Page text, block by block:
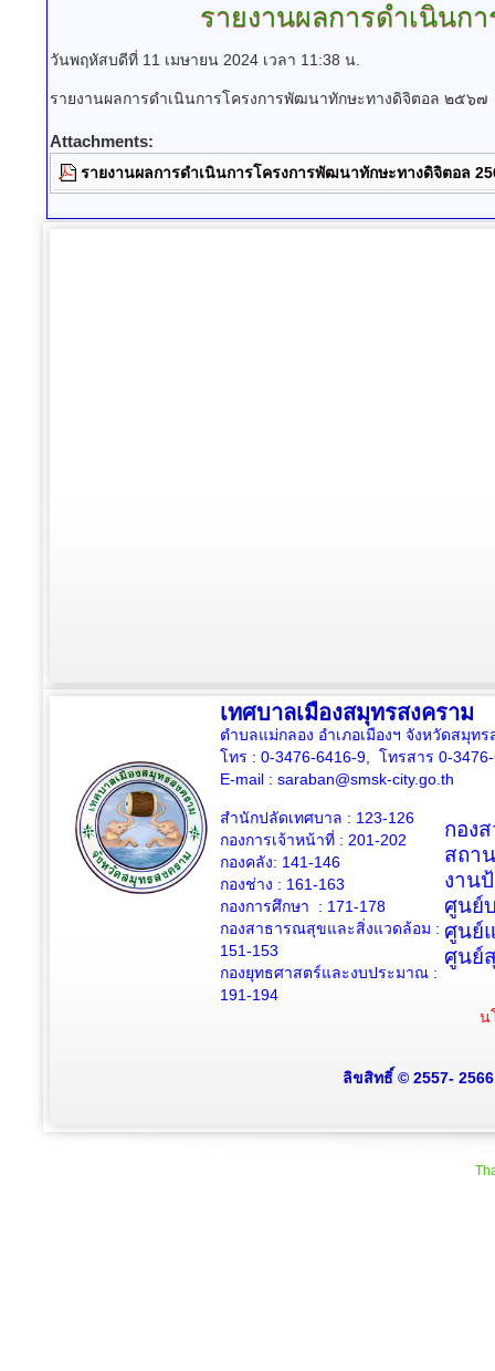
รายงานผลการดำเนินก
วันพฤหัสบดีที่ 11 เมษายน 2024 เวลา 11:38 น.
รายงานผลการดำเนินการโครงการพัฒนาทักษะทางดิจิตอล ๒๕๖๗
Attachments:
รายงานผลการดำเนินการโครงการพัฒนาทักษะทางดิจิตอล
เทศบาลเมืองสมุทรสงคราม
ตำบลแม่กลอง อำเภอเมืองฯ จังหวัดสมุท
โทร : 0-3476-6416-9, โทรสาร 0-
E-mail : saraban@smsk-city.go.th
สำนักปลัดเทศบาล : 123-126
กองการเจ้าหน้าที่ : 201-202
กองคลัง: 141-146
กองช่าง : 161-163
กองการศึกษา : 171-178
กองสาธารณสุขและสิ่งแวดล้อม :
151-153
กองยุทธศาสตร์และงบประมาณ :
191-194
กอง
สถา
งาน
ศูนย์
ศูนย์
ศูนย์
น
ลิขสิทธิ์ © 2557-